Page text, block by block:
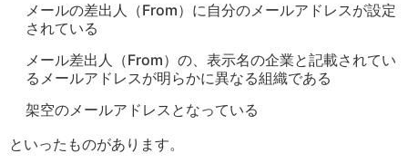
メールの差出人（From）に自分のメールアドレスが設定
されている
メール差出人（From）の、表示名の企業と記載されてい
るメールアドレスが明らかに異なる組織である
架空のメールアドレスとなっている
といったものがあります。